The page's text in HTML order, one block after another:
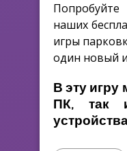
наших
игры
один новый
В эту игру
ПК, так